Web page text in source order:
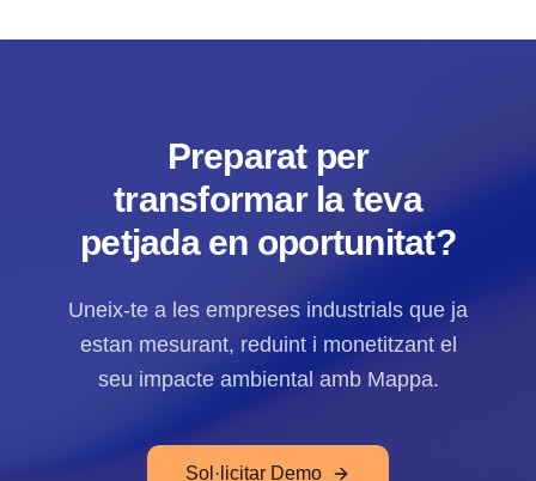
Preparat per
transformar la teva
petjada en oportunitat?
Uneix-te a les empreses industrials que ja
estan mesurant, reduint i monetitzant el
seu impacte ambiental amb Mappa.
Sol·licitar Demo